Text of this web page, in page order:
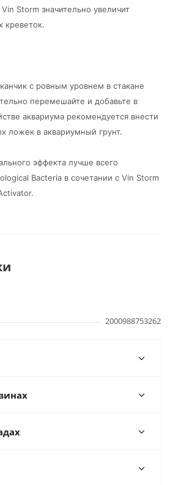
Storm значительно увеличит
креветок.
с ровным уровнем в стакане
перемешайте и добавьте в
аквариума рекомендуется внести
ложек в аквариумный грунт.
эффекта лучше всего
Bacteria в сочетании с Vin Storm
2000988753262